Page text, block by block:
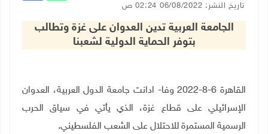
تاريخ النشر: 06/08/2022 02:24 ص
الجامعة العربية تدين العدوان على غزة وتطالب
بتوفر الحماية الدولية لشعبنا
القاهرة 6-8-2022 وفا- ادانت جامعة الدول العربية، العدوان
الإسرائيلي على قطاع غزة، الذي يأتي في سياق الحرب
الرسمية المستمرة للاحتلال على الشعب الفلسطيني.